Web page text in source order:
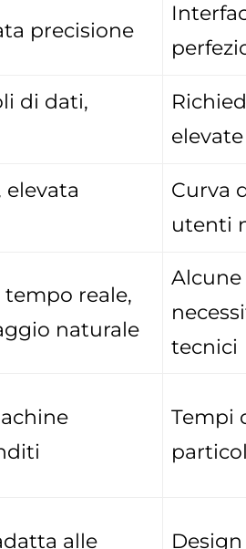
precisione
di dati,
elevate
Curva
utenti
reale,
naturale
tecnici
Tempi
alle